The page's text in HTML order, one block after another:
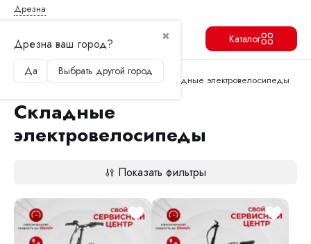
Дрезна
✖
Дрезна ваш город?
Да Выбрать другой город
Каталог
Главная Электровелосипеды Складные электровелосипеды
Складные
электровелосипеды
Показать фильтры
Продолжить Перейти в корзину